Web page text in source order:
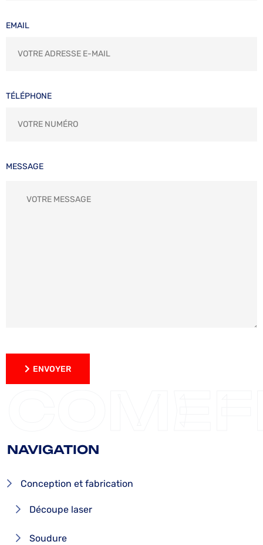
EMAIL
TÉLÉPHONE
MESSAGE
ENVOYER
NAVIGATION
Conception et fabrication
Découpe laser
Soudure